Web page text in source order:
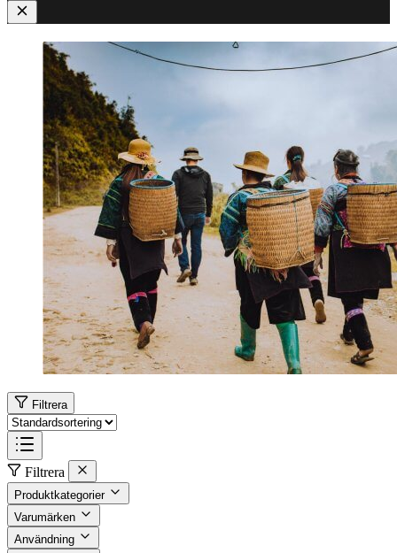
Filtrera
Filtrera
Produktkategorier
Varumärken
Användning